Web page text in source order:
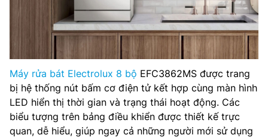
Máy rửa bát Electrolux 8 bộ EFC3862MS được trang
bị hệ thống nút bấm cơ điện tử kết hợp cùng màn hình
LED hiển thị thời gian và trạng thái hoạt động. Các
biểu tượng trên bảng điều khiển được thiết kế trực
quan, dễ hiểu, giúp ngay cả những người mới sử dụng